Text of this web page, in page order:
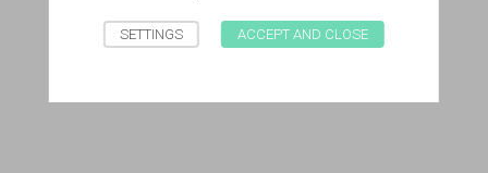
SETTINGS ACCEPT AND CLOSE